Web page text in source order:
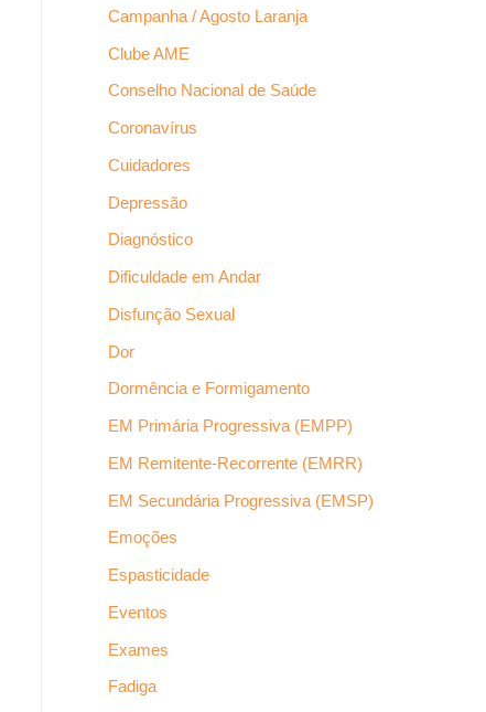
Campanha / Agosto Laranja
Clube AME
Conselho Nacional de Saúde
Coronavírus
Cuidadores
Depressão
Diagnóstico
Dificuldade em Andar
Disfunção Sexual
Dor
Dormência e Formigamento
EM Primária Progressiva (EMPP)
EM Remitente-Recorrente (EMRR)
EM Secundária Progressiva (EMSP)
Emoções
Espasticidade
Eventos
Exames
Fadiga